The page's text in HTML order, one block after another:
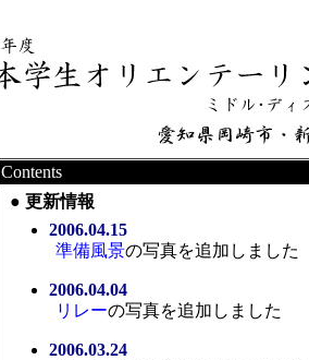
Contents
● 更新情報
2006.04.15
準備風景の写真を追加しました
2006.04.04
リレーの写真を追加しました
2006.03.24